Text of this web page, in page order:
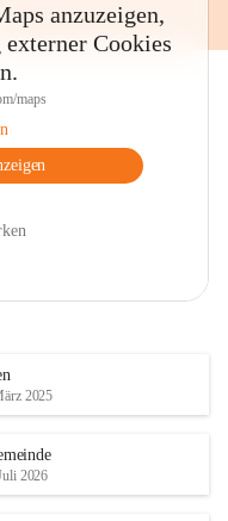
anzuzeigen,
Cookies
maps
2025
2026